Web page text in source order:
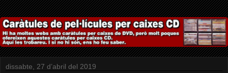
dissabte, 27 d’abril del 2019